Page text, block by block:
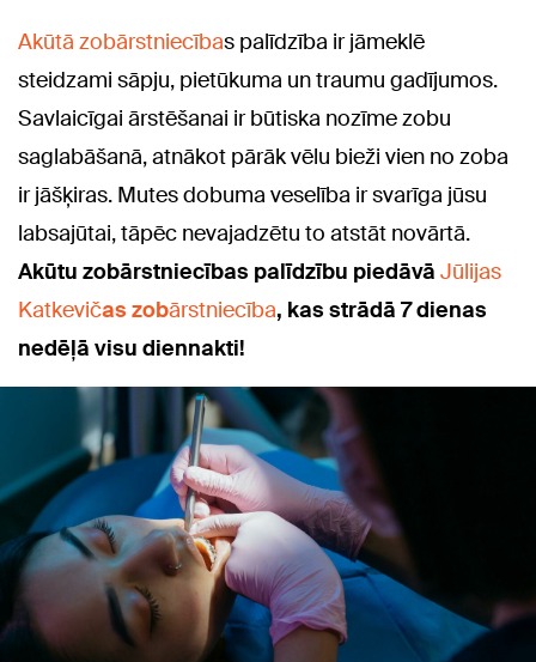
Akūtā zobārstniecības palīdzība ir jāmeklē
steidzami sāpju, pietūkuma un traumu gadījumos.
Savlaicīgai ārstēšanai ir būtiska nozīme zobu
saglabāšanā, atnākot pārāk vēlu bieži vien no zoba
ir jāšķiras. Mutes dobuma veselība ir svarīga jūsu
labsajūtai, tāpēc nevajadzētu to atstāt novārtā.
Akūtu zobārstniecības palīdzību piedāvā Jūlijas
Katkevičas zobārstniecība, kas strādā 7 dienas
nedēļā visu diennakti!